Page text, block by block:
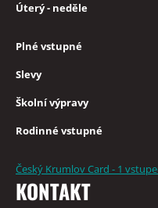
Úterý - neděle
Plné vstupné
Slevy
Školní výpravy
Rodinné vstupné
Český Krumlov Card - 1
KONTAKT